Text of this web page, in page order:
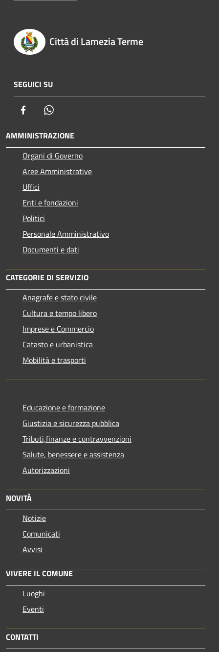
Città di Lamezia Terme
SEGUICI SU
Facebook
AMMINISTRAZIONE
Organi di Governo
Aree Amministrative
Uffici
Enti e fondazioni
Politici
Personale Amministrativo
Documenti e dati
CATEGORIE DI SERVIZIO
Anagrafe e stato civile
Cultura e tempo libero
Imprese e Commercio
Catasto e urbanistica
Mobilità e trasporti
Educazione e formazione
Giustizia e sicurezza pubblica
Tributi,finanze e contravvenzioni
Salute, benessere e assistenza
Autorizzazioni
NOVITÀ
Notizie
Comunicati
Avvisi
VIVERE IL COMUNE
Luoghi
Eventi
CONTATTI